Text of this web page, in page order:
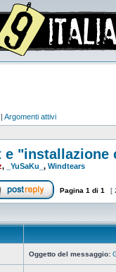
| Argomenti attivi
e "installazione
, _YuSaKu_ , Windtears
nuovo argomentoRispondi
Pagina 1 di 1 [
Oggetto del messaggio: